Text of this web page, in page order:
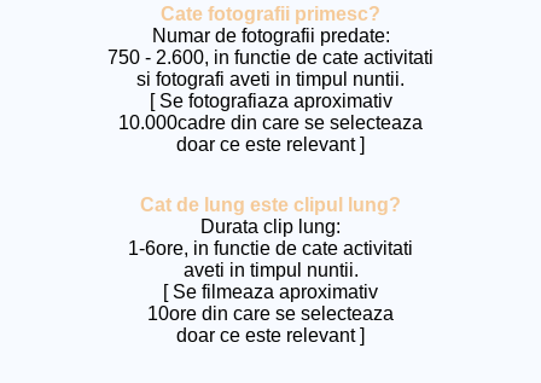
Cate fotografii primesc?
Numar de fotografii predate:
750 - 2.600, in functie de cate activitati
si fotografi aveti in timpul nuntii.
[ Se fotografiaza aproximativ
10.000cadre din care se selecteaza
doar ce este relevant ]
Cat de lung este clipul lung?
Durata clip lung:
1-6ore, in functie de cate activitati
aveti in timpul nuntii.
[ Se filmeaza aproximativ
10ore din care se selecteaza
doar ce este relevant ]